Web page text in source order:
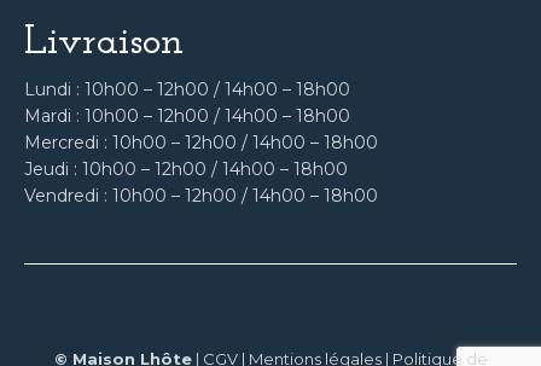
Livraison
Lundi : 10h00 – 12h00 / 14h00 – 18h00
Mardi : 10h00 – 12h00 / 14h00 – 18h00
Mercredi : 10h00 – 12h00 / 14h00 – 18h00
Jeudi : 10h00 – 12h00 / 14h00 – 18h00
Vendredi : 10h00 – 12h00 / 14h00 – 18h00
© Maison Lhôte| CGV| Mentions légales| Politique de